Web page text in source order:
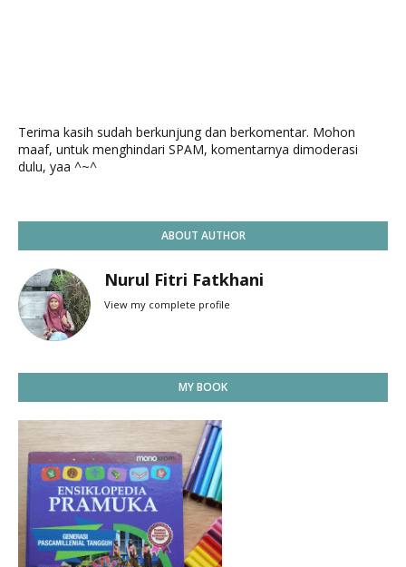
Terima kasih sudah berkunjung dan berkomentar. Mohon
maaf, untuk menghindari SPAM, komentarnya dimoderasi
dulu, yaa ^~^
ABOUT AUTHOR
Nurul Fitri Fatkhani
View my complete profile
MY BOOK